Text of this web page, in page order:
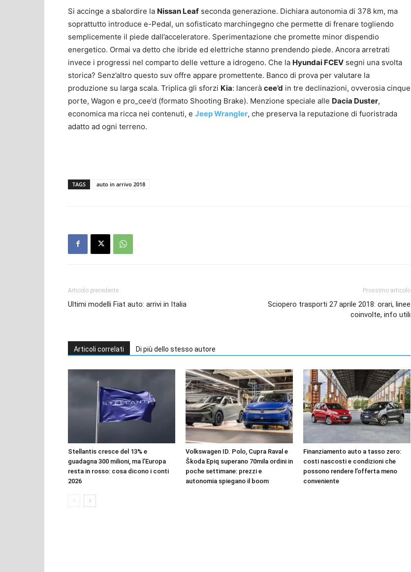
Si accinge a sbalordire la Nissan Leaf seconda generazione. Dichiara autonomia di 378 km, ma
soprattutto introduce e-Pedal, un sofisticato marchingegno che permette di frenare togliendo
semplicemente il piede dall’acceleratore. Sperimentazione che promette minor dispendio
energetico. Ormai va detto che ibride ed elettriche stanno prendendo piede. Ancora arretrati
invece i progressi nel comparto delle vetture a idrogeno. Che la Hyundai FCEV segni una svolta
storica? Senz’altro questo suv offre appare promettente. Banco di prova per valutare la
produzione su larga scala. Triplica gli sforzi Kia: lancerà cee’d in tre declinazioni, ovverosia cinque
porte, Wagon e pro_cee’d (formato Shooting Brake). Menzione speciale alle Dacia Duster,
economica ma ricca nei contenuti, e Jeep Wrangler, che preserva la reputazione di fuoristrada
adatto ad ogni terreno.
TAGS auto in arrivo 2018
Articolo precedente
Ultimi modelli Fiat auto: arrivi in Italia
Prossimo articolo
Sciopero trasporti 27 aprile 2018: orari, linee
coinvolte, info utili
Articoli correlati Di più dello stesso autore
Stellantis cresce del 13% e
guadagna 300 milioni, ma l’Europa
resta in rosso: cosa dicono i conti
2026
Volkswagen ID. Polo, Cupra Raval e
Škoda Epiq superano 70mila ordini in
poche settimane: prezzi e
autonomia spiegano il boom
Finanziamento auto a tasso zero:
costi nascosti e condizioni che
possono rendere l’offerta meno
conveniente